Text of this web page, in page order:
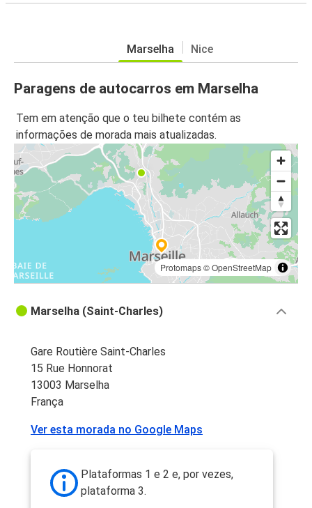
Marselha Nice
Paragens de autocarros em Marselha
Tem em atenção que o teu bilhete contém as
informações de morada mais atualizadas.
Protomaps©OpenStreetMap
Marselha (Saint-Charles)
Gare Routière Saint-Charles
15 Rue Honnorat
13003 Marselha
França
Ver esta morada no Google Maps
Plataformas 1 e 2 e, por vezes,
plataforma 3.